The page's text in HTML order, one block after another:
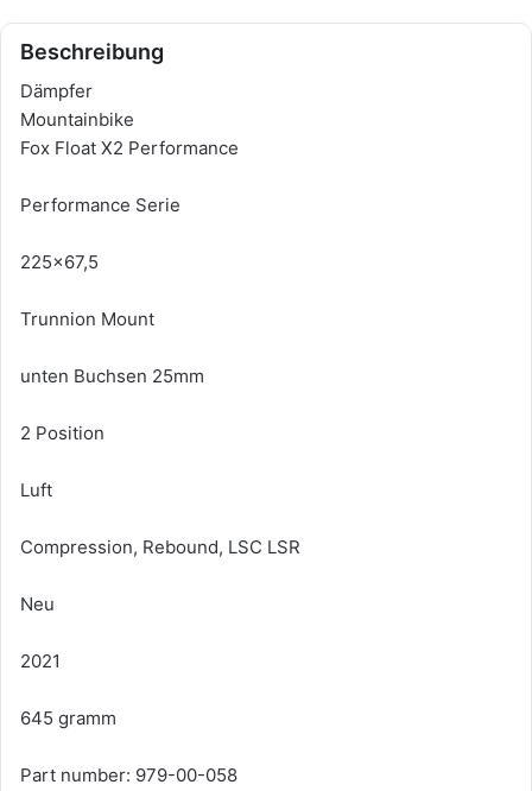
Beschreibung
Dämpfer
Mountainbike
Fox Float X2 Performance
Performance Serie
225x67,5
Trunnion Mount
unten Buchsen 25mm
2 Position
Luft
Compression, Rebound, LSC LSR
Neu
2021
645 gramm
Part number: 979-00-058